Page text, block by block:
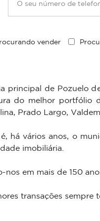
vender
principal de Pozuelo
do melhor portfólio
Prado Largo,
há vários anos, o
imobiliária.
nos em mais de 150
transações sempre